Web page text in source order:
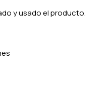
y usado el producto.